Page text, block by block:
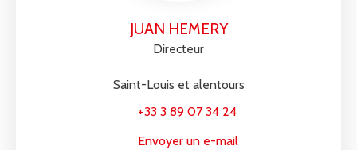
JUAN HEMERY
Directeur
Saint-Louis et alentours
+33 3 89 07 34 24
Envoyer un e-mail